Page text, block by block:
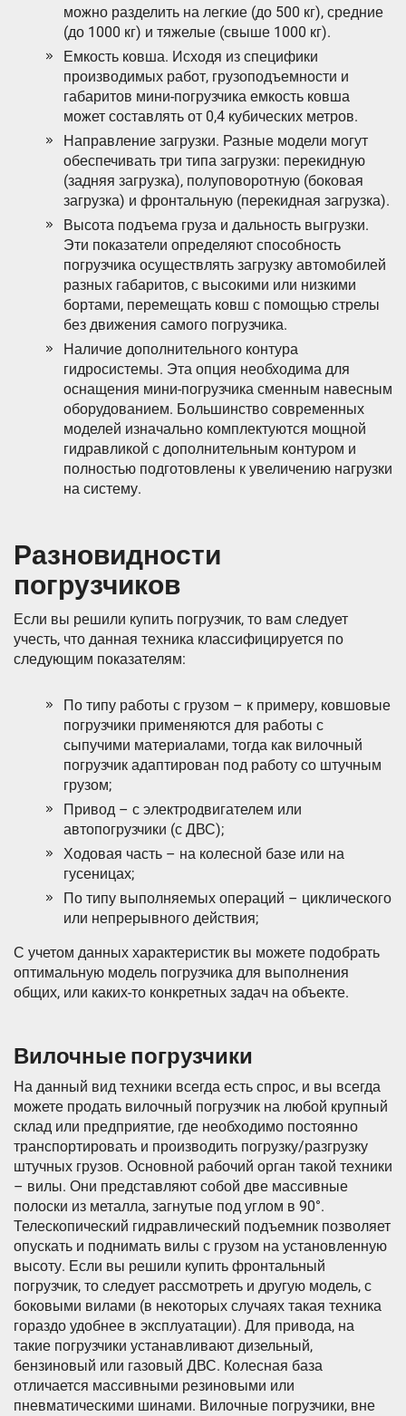
можно разделить на легкие (до 500 кг), средние
(до 1000 кг) и тяжелые (свыше 1000 кг).
Емкость ковша. Исходя из специфики
производимых работ, грузоподъемности и
габаритов мини-погрузчика емкость ковша
может составлять от 0,4 кубических метров.
Направление загрузки. Разные модели могут
обеспечивать три типа загрузки: перекидную
(задняя загрузка), полуповоротную (боковая
загрузка) и фронтальную (перекидная загрузка).
Высота подъема груза и дальность выгрузки.
Эти показатели определяют способность
погрузчика осуществлять загрузку автомобилей
разных габаритов, с высокими или низкими
бортами, перемещать ковш с помощью стрелы
без движения самого погрузчика.
Наличие дополнительного контура
гидросистемы. Эта опция необходима для
оснащения мини-погрузчика сменным навесным
оборудованием. Большинство современных
моделей изначально комплектуются мощной
гидравликой с дополнительным контуром и
полностью подготовлены к увеличению нагрузки
на систему.
Разновидности
погрузчиков
Если вы решили купить погрузчик, то вам следует
учесть, что данная техника классифицируется по
следующим показателям:
По типу работы с грузом – к примеру, ковшовые
погрузчики применяются для работы с
сыпучими материалами, тогда как вилочный
погрузчик адаптирован под работу со штучным
грузом;
Привод – с электродвигателем или
автопогрузчики (с ДВС);
Ходовая часть – на колесной базе или на
гусеницах;
По типу выполняемых операций – циклического
или непрерывного действия;
С учетом данных характеристик вы можете подобрать
оптимальную модель погрузчика для выполнения
общих, или каких-то конкретных задач на объекте.
Вилочные погрузчики
На данный вид техники всегда есть спрос, и вы всегда
можете продать вилочный погрузчик на любой крупный
склад или предприятие, где необходимо постоянно
транспортировать и производить погрузку/разгрузку
штучных грузов. Основной рабочий орган такой техники
– вилы. Они представляют собой две массивные
полоски из металла, загнутые под углом в 90°.
Телескопический гидравлический подъемник позволяет
опускать и поднимать вилы с грузом на установленную
высоту. Если вы решили купить фронтальный
погрузчик, то следует рассмотреть и другую модель, с
боковыми вилами (в некоторых случаях такая техника
гораздо удобнее в эксплуатации). Для привода, на
такие погрузчики устанавливают дизельный,
бензиновый или газовый ДВС. Колесная база
отличается массивными резиновыми или
пневматическими шинами. Вилочные погрузчики, вне